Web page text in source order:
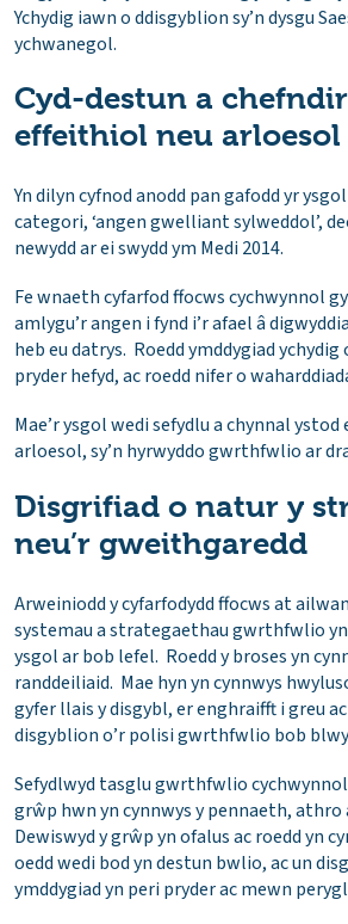
Ychydig iawn oddisgyblion sy’n dysgu
ychwanegol.
Cyd-destun a
effeithiol neu arloesol
Yn dilyn cyfnod anodd pan gafodd yr
categori, ‘angen gwelliant sylweddol’,
newydd ar ei swydd ym Medi 2014.
Fe wnaeth cyfarfod ffocws cychwynnol
amlygu’r angen i fynd i’r afael â
heb eu datrys. Roedd ymddygiad
pryder hefyd, ac roedd nifer o
Mae’r ysgol wedi sefydlu a chynnal ystod
arloesol, sy’n hyrwyddo gwrthfwlio ar
Disgrifiad o natur y
neu’r gweithgaredd
Arweiniodd y cyfarfodydd ffocws at
systemau a strategaethau gwrthfwlio
ysgol ar bob lefel. Roedd y broses yn
randdeiliaid. Mae hyn yn cynnwys
gyfer llais y disgybl, er enghraifft i greu
disgyblion o’r polisi gwrthfwlio bob
Sefydlwyd tasglu gwrthfwlio cychwynnol
grŵp hwn yn cynnwys y pennaeth, athro
Dewiswyd y grŵp yn ofalus ac roedd yn
oedd wedi bod yn destun bwlio, ac un
ymddygiad yn peri pryder ac mewn